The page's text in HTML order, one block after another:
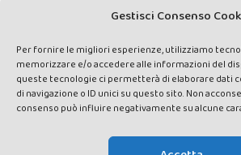
Gestisci Consenso
Per fornire le migliori esperienze, utilizziamo
memorizzare e/o accedere alle informazioni del
queste tecnologie ci permetterà di elaborare dati
di navigazione o ID unici su questo sito. Non
consenso può influire negativamente su alcune
rights reserved - Testata registrata presso il